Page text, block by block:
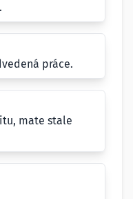
práce.
mate stale